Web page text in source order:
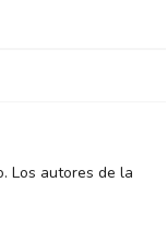
Los autores de la